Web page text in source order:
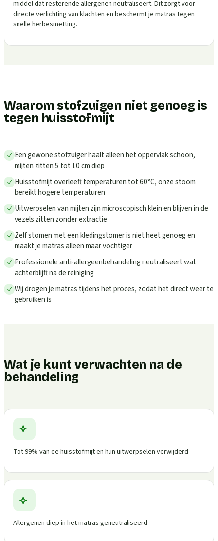
middel dat resterende allergenen neutraliseert. Dit zorgt voor
directe verlichting van klachten en beschermt je matras tegen
snelle herbesmetting.
Waarom stofzuigen niet genoeg is
tegen huisstofmijt
Een gewone stofzuiger haalt alleen het oppervlak schoon,
mijten zitten 5 tot 10 cm diep
Huisstofmijt overleeft temperaturen tot 60°C, onze stoom
bereikt hogere temperaturen
Uitwerpselen van mijten zijn microscopisch klein en blijven in de
vezels zitten zonder extractie
Zelf stomen met een kledingstomer is niet heet genoeg en
maakt je matras alleen maar vochtiger
Professionele anti-allergeenbehandeling neutraliseert wat
achterblijft na de reiniging
Wij drogen je matras tijdens het proces, zodat het direct weer te
gebruiken is
Wat je kunt verwachten na de
behandeling
Tot 99% van de huisstofmijt en hun uitwerpselen verwijderd
Allergenen diep in het matras geneutraliseerd